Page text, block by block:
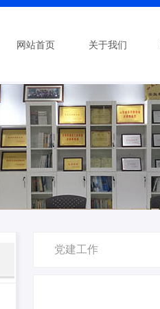
网站首页 关于我们
党建工作